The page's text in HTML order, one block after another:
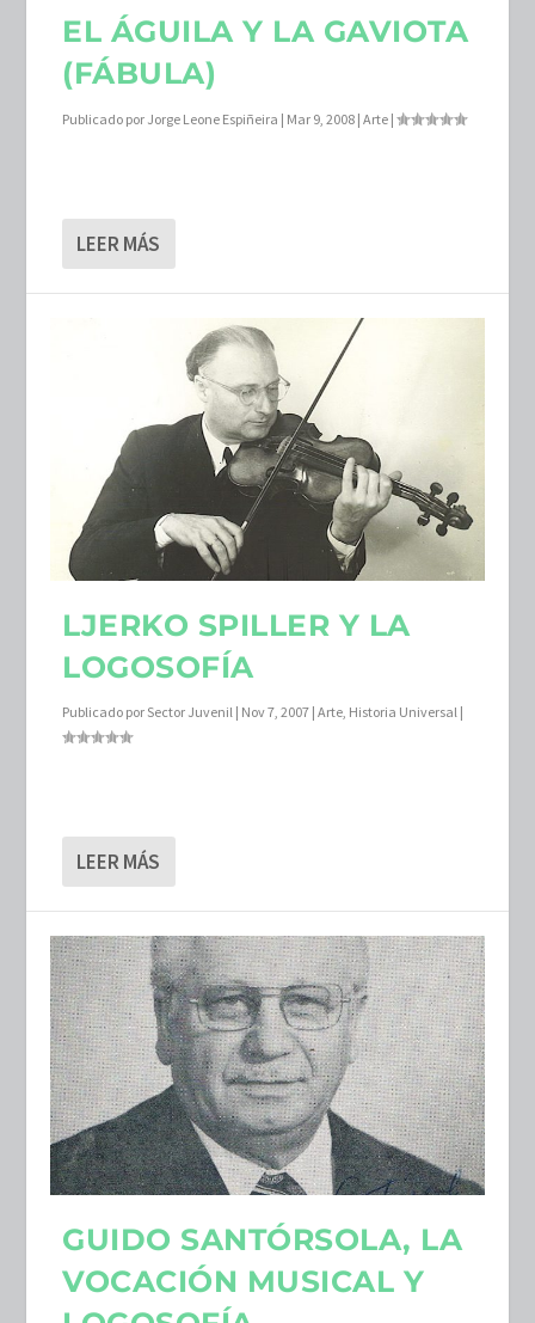
EL ÁGUILA Y LA GAVIOTA
(FÁBULA)
Publicado por Jorge Leone Espiñeira | Mar 9, 2008 |Arte |
LEER MÁS
LJERKO SPILLER Y LA
LOGOSOFÍA
Publicado por Sector Juvenil | Nov 7, 2007 |Arte, Historia Universal |
LEER MÁS
GUIDO SANTÓRSOLA, LA
VOCACIÓN MUSICAL Y